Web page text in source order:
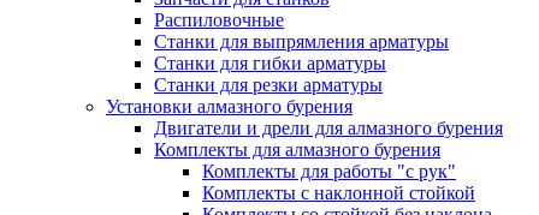
Распиловочные
Станки для выпрямления арматуры
Станки для гибки арматуры
Станки для резки арматуры
Установки алмазного бурения
Двигатели и дрели для алмазного бурения
Комплекты для алмазного бурения
Комплекты для работы "с рук"
Комплекты с наклонной стойкой